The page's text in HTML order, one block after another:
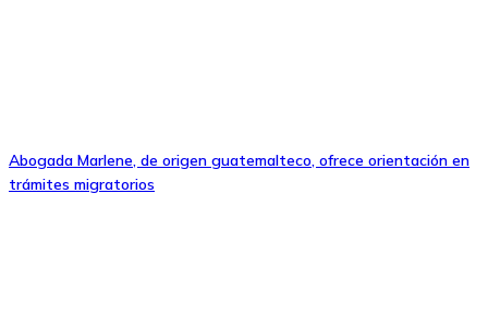
Abogada Marlene, de origen guatemalteco, ofrece orientación en
trámites migratorios